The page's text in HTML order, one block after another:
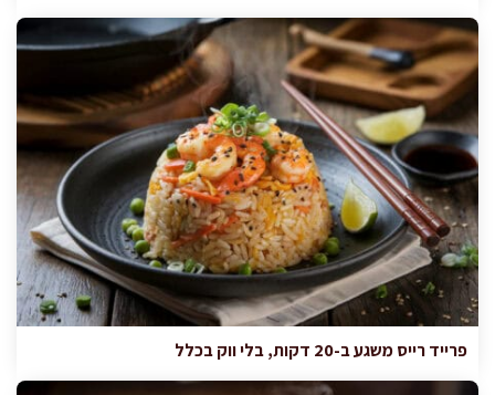
פרייד רייס משגע ב-20 דקות, בלי ווק בכלל